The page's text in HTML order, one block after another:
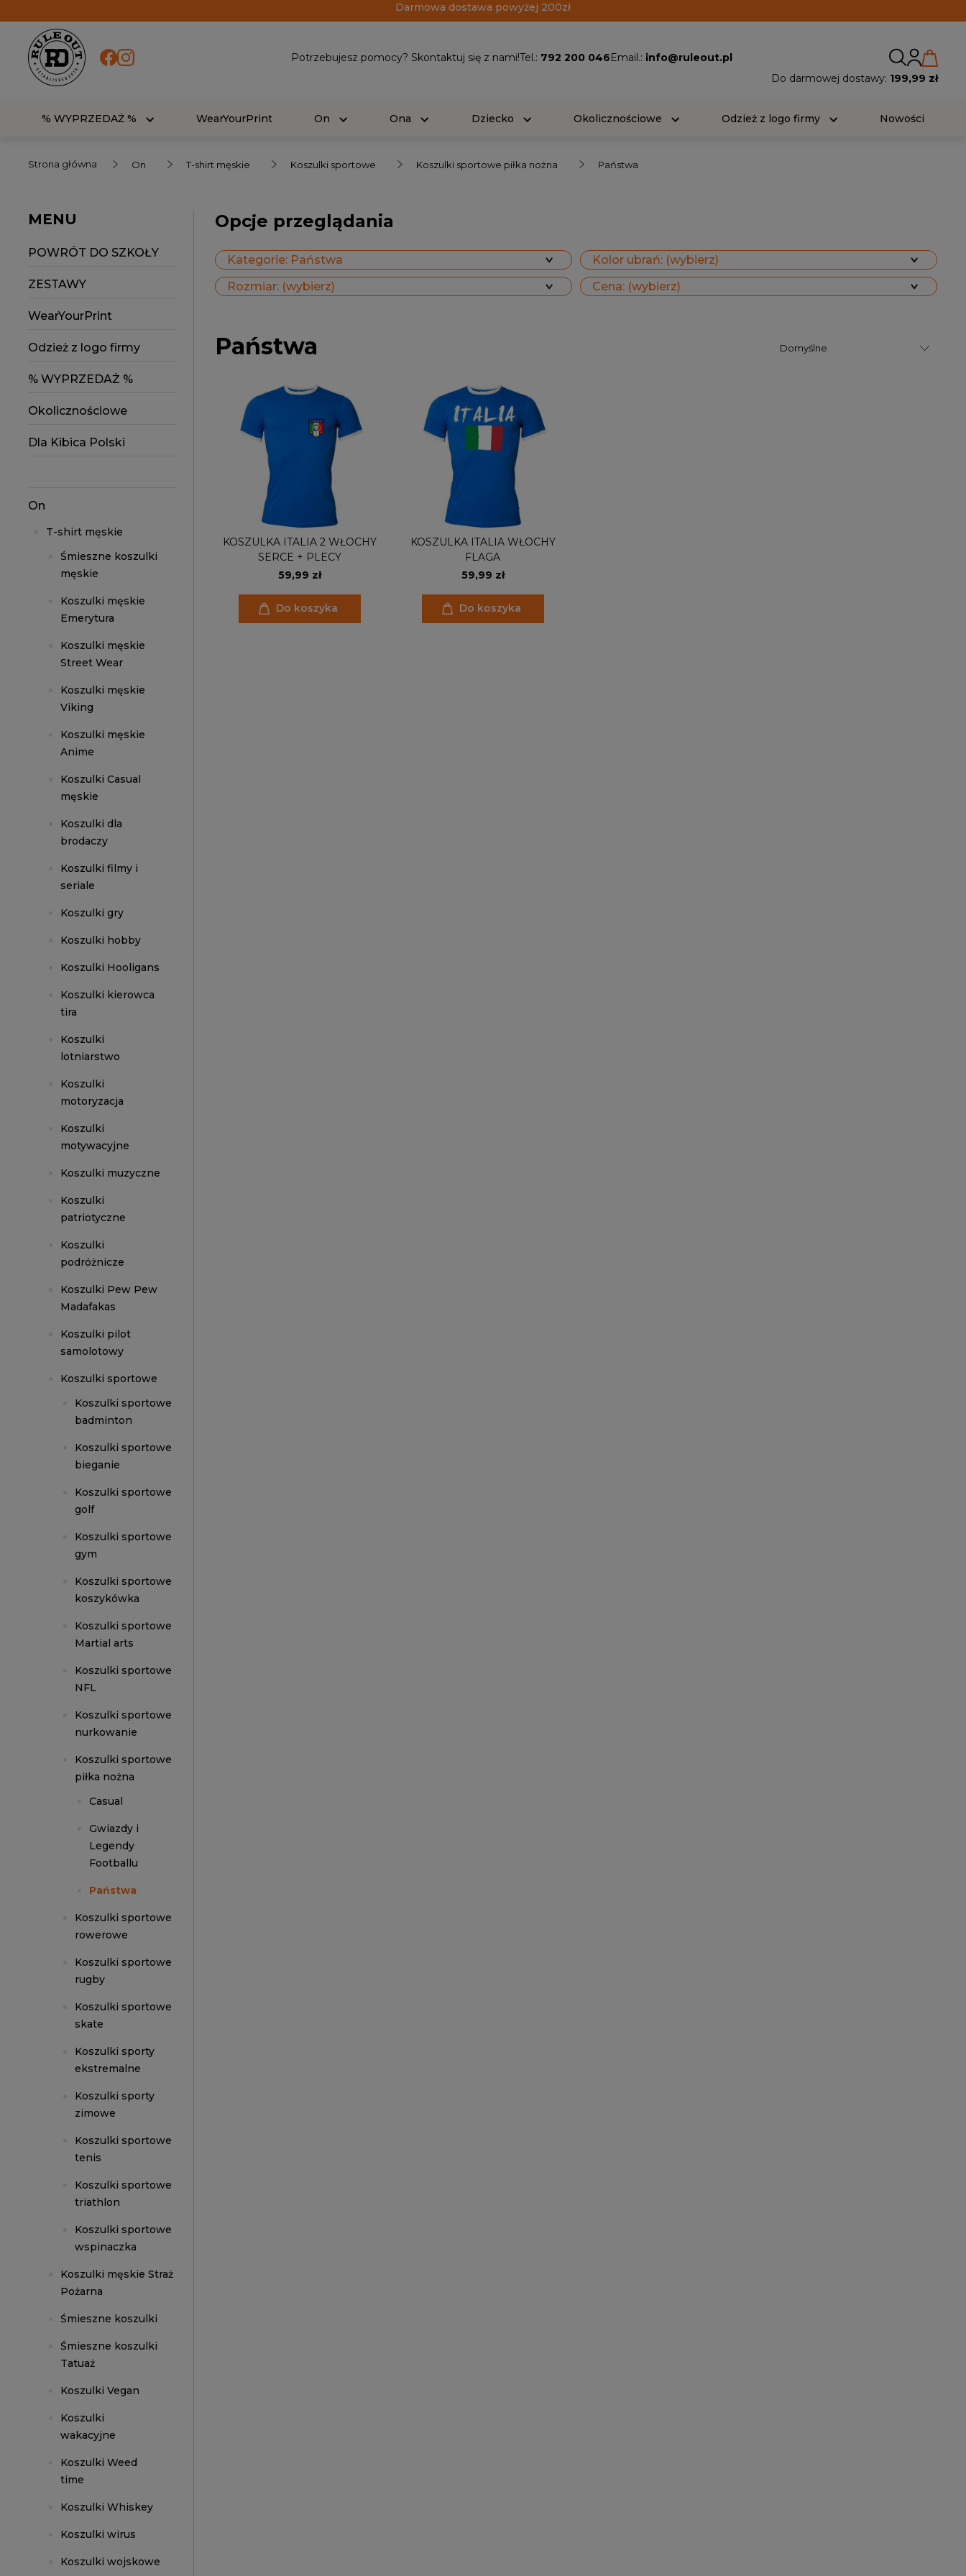
Darmowa dostawa powyżej 200zł
Potrzebujesz pomocy? Skontaktuj się z nami!Tel.: 792 200 046Email.: info@ruleout.pl
Do darmowej dostawy: 199,99 zł
% WYPRZEDAŻ % WearYourPrint On Ona Dziecko Okolicznościowe Odzież z logo firmy Nowości
Strona główna On T-shirt męskie Koszulki sportowe Koszulki sportowe piłka nożna Państwa
MENU
POWRÓT DO SZKOŁY
ZESTAWY
WearYourPrint
Odzież z logo firmy
% WYPRZEDAŻ %
Okolicznościowe
Dla Kibica Polski
On
T-shirt męskie
Śmieszne koszulki
męskie
Koszulki męskie
Emerytura
Koszulki męskie
Street Wear
Koszulki męskie
Viking
Koszulki męskie
Anime
Koszulki Casual
męskie
Koszulki dla
brodaczy
Koszulki filmy i
seriale
Koszulki gry
Koszulki hobby
Koszulki Hooligans
Koszulki kierowca
tira
Koszulki
lotniarstwo
Koszulki
motoryzacja
Koszulki
motywacyjne
Koszulki muzyczne
Koszulki
patriotyczne
Koszulki
podróżnicze
Koszulki Pew Pew
Madafakas
Koszulki pilot
samolotowy
Koszulki sportowe
Koszulki sportowe
badminton
Koszulki sportowe
bieganie
Koszulki sportowe
golf
Koszulki sportowe
gym
Koszulki sportowe
koszykówka
Koszulki sportowe
Martial arts
Koszulki sportowe
NFL
Koszulki sportowe
nurkowanie
Koszulki sportowe
piłka nożna
Casual
Gwiazdy i
Legendy
Footballu
Państwa
Koszulki sportowe
rowerowe
Koszulki sportowe
rugby
Koszulki sportowe
skate
Koszulki sporty
ekstremalne
Koszulki sporty
zimowe
Koszulki sportowe
tenis
Koszulki sportowe
triathlon
Koszulki sportowe
wspinaczka
Koszulki męskie Straż
Pożarna
Śmieszne koszulki
Śmieszne koszulki
Tatuaż
Koszulki Vegan
Koszulki
wakacyjne
Koszulki Weed
time
Koszulki Whiskey
Koszulki wirus
Koszulki wojskowe
Opcje przeglądania
Kategorie: Państwa
Kolor ubrań: (wybierz)
Rozmiar: (wybierz)
Cena: (wybierz)
Państwa
KOSZULKA ITALIA 2 WŁOCHY
SERCE + PLECY
59,99 zł
Do koszyka
KOSZULKA ITALIA WŁOCHY
FLAGA
59,99 zł
Do koszyka